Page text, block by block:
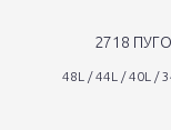
2718
48L / 44L / 40L /